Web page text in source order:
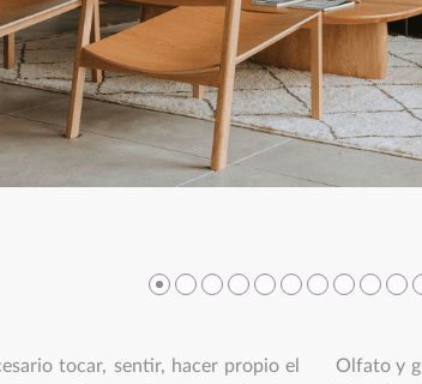
tocar, sentir, hacer propio el
Olfato y